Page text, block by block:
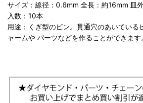
サイズ：線径：0.6mm 全長：約16mm 皿
入数：10本
用途：くぎ型のピン。貫通穴のあいている
ャームや パーツなどを作ることができます